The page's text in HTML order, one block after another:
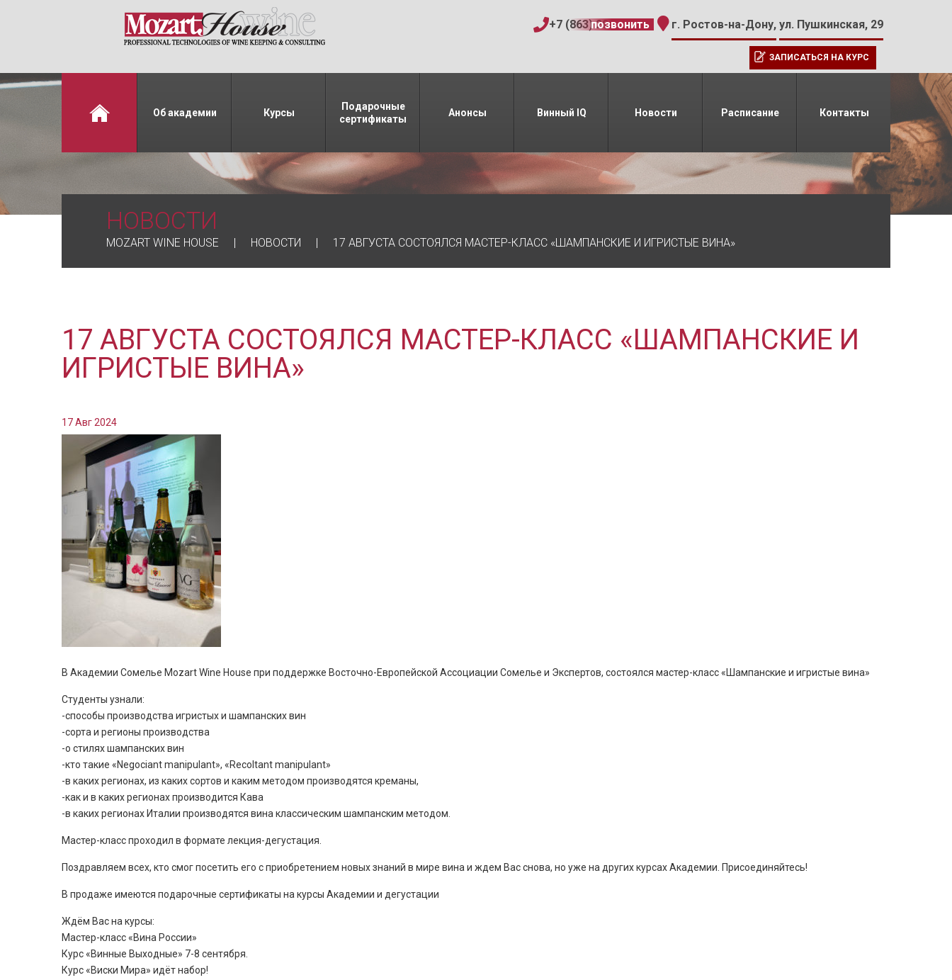
+7 (863) 206-15-15
позвонить г. Ростов-на-Дону, ул. Пушкинская, 29
ЗАПИСАТЬСЯ НА КУРС
Об академии Курсы
Подарочные
сертификаты
Анонсы Винный IQ Новости Расписание Контакты
НОВОСТИ
MOZART WINE HOUSE НОВОСТИ 17 АВГУСТА СОСТОЯЛСЯ МАСТЕР-КЛАСС «ШАМПАНСКИЕ И ИГРИСТЫЕ ВИНА»
17 АВГУСТА СОСТОЯЛСЯ МАСТЕР-КЛАСС «ШАМПАНСКИЕ И
ИГРИСТЫЕ ВИНА»
17 Авг 2024
В Академии Сомелье Mozart Wine House при поддержке Восточно-Европейской Ассоциации Сомелье и Экспертов, состоялся мастер-класс «Шампанские и игристые вина»
Студенты узнали:
-способы производства игристых и шампанских вин
-сорта и регионы производства
-о стилях шампанских вин
-кто такие «Negociant manipulant», «Recoltant manipulant»
-в каких регионах, из каких сортов и каким методом производятся креманы,
-как и в каких регионах производится Кава
-в каких регионах Италии производятся вина классическим шампанским методом.
Мастер-класс проходил в формате лекция-дегустация.
Поздравляем всех, кто смог посетить его с приобретением новых знаний в мире вина и ждем Вас снова, но уже на других курсах Академии. Присоединяйтесь!
В продаже имеются подарочные сертификаты на курсы Академии и дегустации
Ждём Вас на курсы:
Мастер-класс «Вина России»
Курс «Винные Выходные» 7-8 сентября.
Курс «Виски Мира» идёт набор!